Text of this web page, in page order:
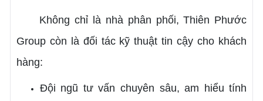
Không chỉ là nhà phân phối, Thiên Phước
Group còn là đối tác kỹ thuật tin cậy cho khách
hàng:
Đội ngũ tư vấn chuyên sâu, am hiểu tính